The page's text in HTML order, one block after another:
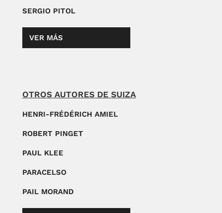
SERGIO PITOL
VER MÁS
OTROS AUTORES DE SUIZA
HENRI-FRÉDÉRICH AMIEL
ROBERT PINGET
PAUL KLEE
PARACELSO
PAIL MORAND